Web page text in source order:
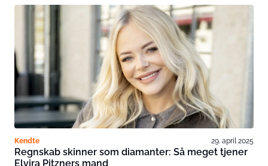
Kendte 29. april 2025
Regnskab skinner som diamanter: Så meget tjener
Elvira Pitzners mand